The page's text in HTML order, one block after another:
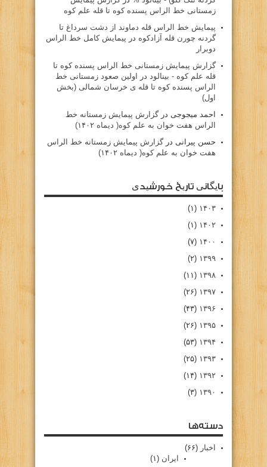
زمستانی خط الراس پسنده کوه تا قله علم کوه
پيمايش خط الراس قله دماوند از دشت سرداغ تا
گردنه چورن قله آزادكوه در پیمایش کامل خط الراس
دوبرار
گزارش پیمایش زمستانی خط الراس پسنده کوه تا
قله علم کوه - بينالود در اولین صعود زمستانی خط
الراس پسنده کوه تا قله ی خرسان شمالی (بخش
اول)
احمد میجوجی درگزارش پیمایش زمستانه خط
الراس هفت خوان به علم کوه( دیماه ۱۴۰۲)
حسن پیرانی درگزارش پیمایش زمستانه خط الراس
هفت خوان به علم کوه( دیماه ۱۴۰۲)
بایگانی تاریخ خورشیدی
۱۴۰۳ (۱)
۱۴۰۲ (۱)
۱۴۰۰ (۷)
۱۳۹۹ (۲)
۱۳۹۸ (۱۱)
۱۳۹۷ (۲۶)
۱۳۹۶ (۴۳)
۱۳۹۵ (۲۶)
۱۳۹۴ (۵۳)
۱۳۹۳ (۲۵)
۱۳۹۲ (۱۴)
۱۳۹۰ (۳)
دسته‌ها
اخبار (۶۶)
ایران (۱)